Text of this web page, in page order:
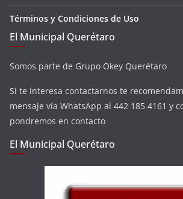
Términos y Condiciones de Uso
El Municipal Querétaro
Somos parte de Grupo Okey Querétaro
Si te interesa contactarnos te
mensaje vía WhatsApp al 442 185 4161 y
pondremos en contacto
El Municipal Querétaro